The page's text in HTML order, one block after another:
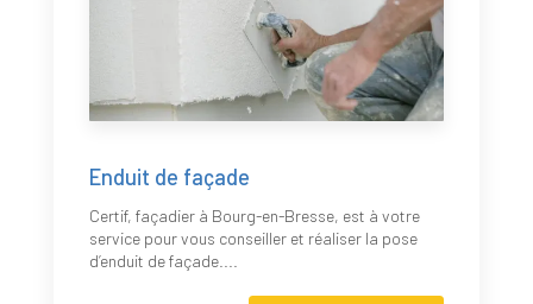
Enduit de façade
Certif, façadier à Bourg-en-Bresse, est à votre
service pour vous conseiller et réaliser la pose
d’enduit de façade....